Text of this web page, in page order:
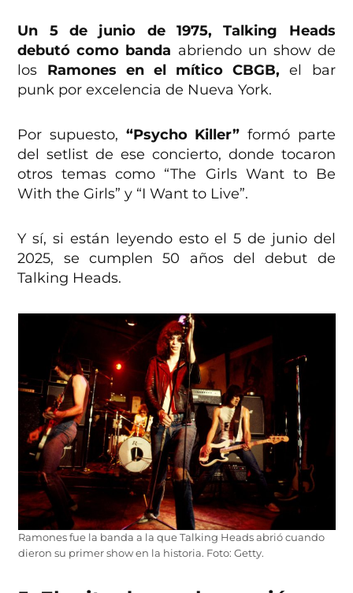
Un 5 de junio de 1975, Talking Heads
debutó como banda abriendo un show de
los Ramones en el mítico CBGB, el bar
punk por excelencia de Nueva York.
Por supuesto, “Psycho Killer” formó parte
del setlist de ese concierto, donde tocaron
otros temas como “The Girls Want to Be
With the Girls” y “I Want to Live”.
Y sí, si están leyendo esto el 5 de junio del
2025, se cumplen 50 años del debut de
Talking Heads.
Ramones fue la banda a la que Talking Heads abrió cuando
dieron su primer show en la historia. Foto: Getty.